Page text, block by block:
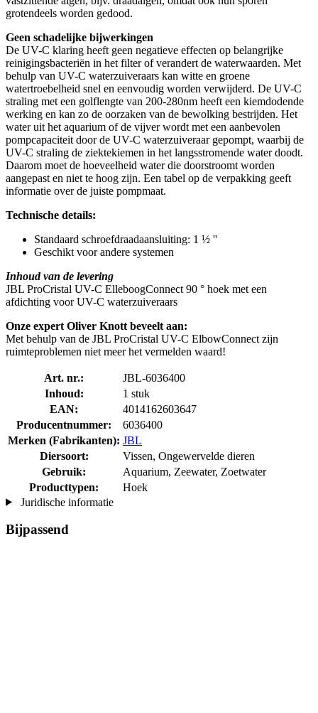
grotendeels worden gedood.
Geen schadelijke bijwerkingen
De UV-C klaring heeft geen negatieve effecten op belangrijke
reinigingsbacteriën in het filter of verandert de waterwaarden. Met
behulp van UV-C waterzuiveraars kan witte en groene
watertroebelheid snel en eenvoudig worden verwijderd. De UV-C
straling met een golflengte van 200-280nm heeft een kiemdodende
werking en kan zo de oorzaken van de bewolking bestrijden. Het
water uit het aquarium of de vijver wordt met een aanbevolen
pompcapaciteit door de UV-C waterzuiveraar gepompt, waarbij de
UV-C straling de ziektekiemen in het langsstromende water doodt.
Daarom moet de hoeveelheid water die doorstroomt worden
aangepast en niet te hoog zijn. Een tabel op de verpakking geeft
informatie over de juiste pompmaat.
Technische details:
Standaard schroefdraadaansluiting: 1 ½ ''
Geschikt voor andere systemen
Inhoud van de levering
JBL ProCristal UV-C ElleboogConnect 90 ° hoek met een
afdichting voor UV-C waterzuiveraars
Onze expert Oliver Knott beveelt aan:
Met behulp van de JBL ProCristal UV-C ElbowConnect zijn
ruimteproblemen niet meer het vermelden waard!
Art. nr.:
JBL-6036400
Inhoud:
1 stuk
EAN:
4014162603647
Producentnummer:
6036400
Merken (Fabrikanten): JBL
Diersoort:
Vissen, Ongewervelde dieren
Gebruik:
Aquarium, Zeewater, Zoetwater
Producttypen:
Hoek
Juridische informatie
Bijpassend